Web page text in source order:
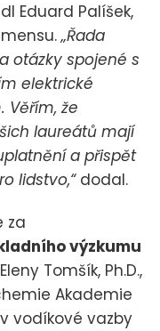
Eduard Palíšek,
„Řada
otázky spojené s
elektrické
Věřím, že
laureátů mají
a přispět
lidstvo,“dodal.
za
výzkumu
Tomšík, Ph.D.,
Akademie
vodíkové vazby